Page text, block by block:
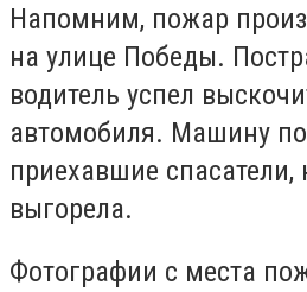
Напомним, пожар
на улице Победы.
водитель успел
автомобиля. Машину
приехавшие
выгорела.
Фотографии с места